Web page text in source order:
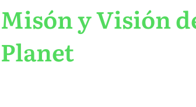
Misón y Visión
Planet